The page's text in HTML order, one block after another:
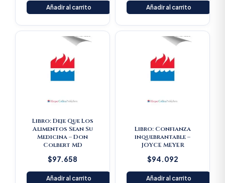
Añadir al carrito Añadir al carrito
Libro: Deje Que Los
Alimentos Sean Su
Medicina – Don
Colbert MD
$97.658
Añadir al carrito
Libro: Confianza
inquebrantable –
JOYCE MEYER
$94.092
Añadir al carrito